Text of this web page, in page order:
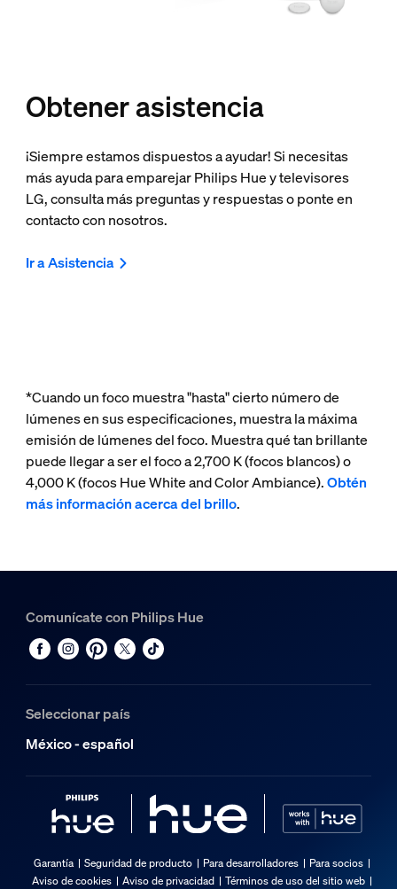
Obtener asistencia
¡Siempre estamos dispuestos a ayudar! Si necesitas
más ayuda para emparejar Philips Hue y televisores
LG, consulta más preguntas y respuestas o ponte en
contacto con nosotros.
Ir a Asistencia
*Cuando un foco muestra "hasta" cierto número de
lúmenes en sus especificaciones, muestra la máxima
emisión de lúmenes del foco. Muestra qué tan brillante
puede llegar a ser el foco a 2,700 K (focos blancos) o
4,000 K (focos Hue White and Color Ambiance).Obtén
más información acerca del brillo.
Comunícate con Philips Hue
Seleccionar país
México - español
Garantía Seguridad de producto Para desarrolladores
Para socios
Aviso de cookies
Aviso de privacidad Términos de uso del sitio web